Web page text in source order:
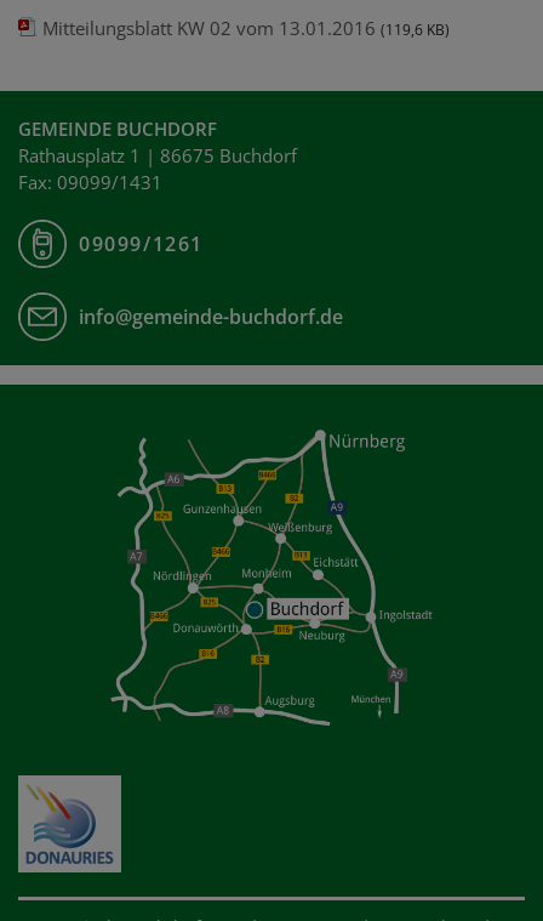
Mitteilungsblatt KW 02 vom 13.01.2016 (119,6 KB)
GEMEINDE BUCHDORF
Rathausplatz 1 | 86675 Buchdorf
Fax: 09099/1431
09099/1261
info@gemeinde-buchdorf.de